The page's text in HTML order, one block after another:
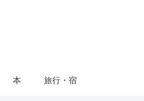
本 旅行・宿